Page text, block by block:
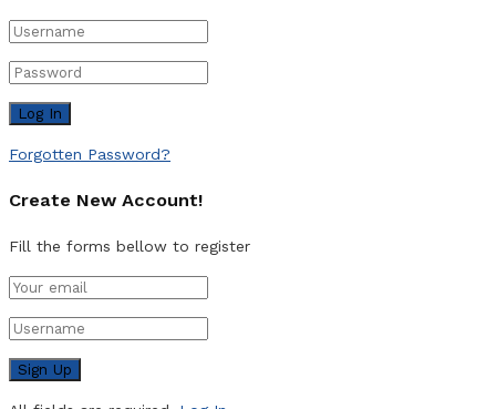
Forgotten Password?
Create New Account!
Fill the forms bellow to register